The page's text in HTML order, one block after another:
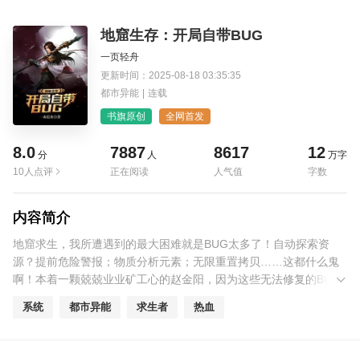
地窟生存：开局自带BUG
一页轻舟
更新时间：2025-08-18 03:35:35
都市异能
连载
书旗原创 全网首发
8.0 分
10人点评
7887 人
正在阅读
8617
人气值
12 万字
字数
内容简介
地窟求生，我所遭遇到的最大困难就是BUG太多了！自动探索资
源？提前危险警报；物质分析元素；无限重置拷贝……这都什么鬼
啊！本着一颗兢兢业业矿工心的赵金阳，因为这些无法修复的BUG
系统 都市异能 求生者 热血